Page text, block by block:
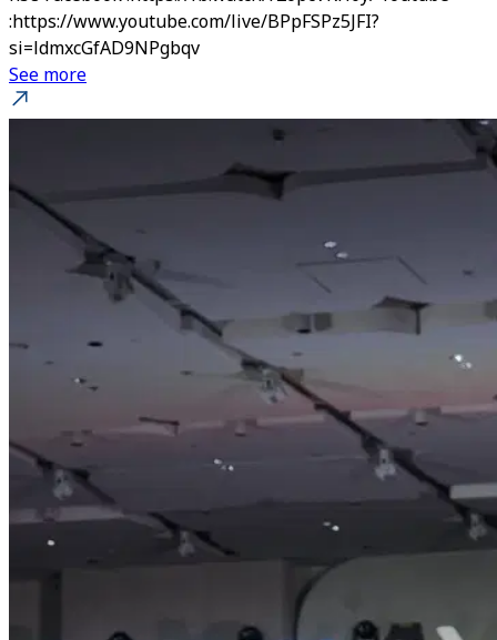
:https://www.youtube.com/live/BPpFSPz5JFI?
si=ldmxcGfAD9NPgbqv
See more